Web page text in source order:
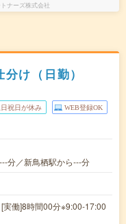
ナーズ株式会社
け（日勤）
日祝日が休み WEB登録OK
分／新鳥栖駅から---分
実働]8時間00分※9:00-17:00